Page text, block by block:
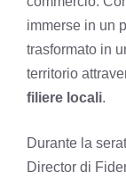
immerse in un
trasformato in
territorio
filiere locali.
Durante la
Director di